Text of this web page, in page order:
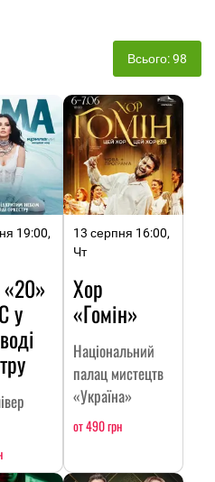
Всього: 98
19:00,
«20»
у
13 серпня 16:00,
Чт
Хор
«Гомін»
Національний
палац мистецтв
«Україна»
от 490 грн